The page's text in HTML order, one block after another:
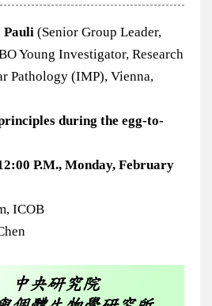
Pauli (Senior Group Leader,
Young Investigator, Research
Pathology (IMP), Vienna,
during the egg-to-
P.M., Monday, February
ICOB